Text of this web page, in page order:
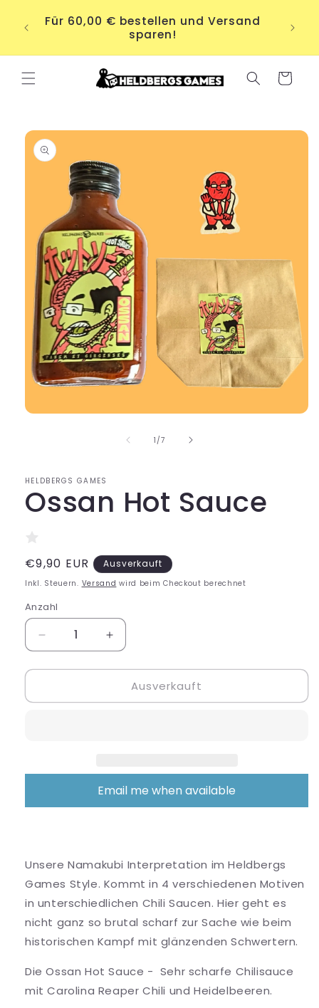
Inhalt
Für 60,00 € bestellen und Versand
sparen!
Warenkorb
1 /von
7
HELDBERGS GAMES
Ossan Hot Sauce
Normaler
Preis
€9,90 EUR Ausverkauft
Inkl. Steuern. Versand wird beim Checkout berechnet
Anzahl
Verringere
die
Menge
Ossan
Erhöhe
die
Menge
Ossan
Ausverkauft
Email me when available
UnsereNamakubi Interpretation im Heldbergs
Games Style. Kommt in 4 verschiedenen Motiven
in unterschiedlichen Chili Saucen. Hier geht es
nicht ganz so brutal scharf zur Sache wie beim
historischen Kampf mit glänzenden Schwertern.
Die Ossan Hot Sauce - Sehr scharfe Chilisauce
mit Carolina Reaper Chili und Heidelbeeren.